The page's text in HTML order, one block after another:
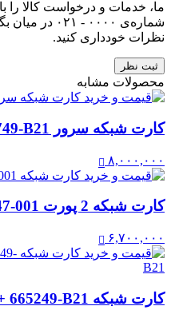
شماره‌ی ۰۰۰۰ -
نظرات خودداری کنید.
ثبت نظر
محصولات مشابه
کارت شبکه سرور HPE 640FLR 817749-B21
۸,۰۰۰,۰۰۰
کارت شبکه 2 پورت HP 10Gb 560SFP+ 665247-001
۶,۷۰۰,۰۰۰
کارت شبکه HP 10Gb 2-Port 560SFP+ 665249-B21